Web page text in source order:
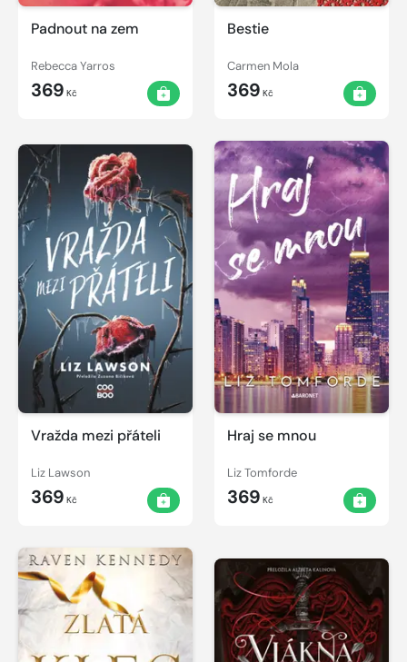
Padnout na zem
Rebecca Yarros
369 Kč
Bestie
Carmen Mola
369 Kč
Vražda mezi přáteli
Liz Lawson
369 Kč
Hraj se mnou
Liz Tomforde
369 Kč